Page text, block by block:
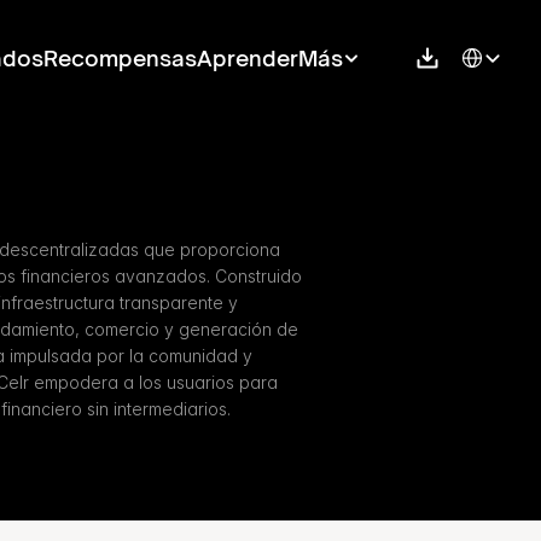
RecompensasAprenderMás Select
que proporciona
financieros avanzados. Construido
transparente y
comercio y generación de
impulsada por la comunidad y
empodera a los usuarios para
sin intermediarios.